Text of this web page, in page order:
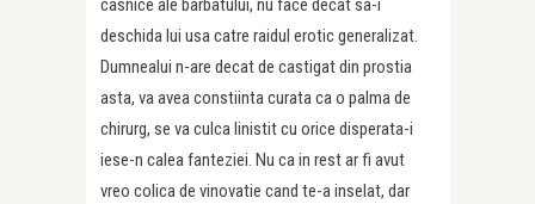
casnice ale barbatului, nu face decat sa-i
deschida lui usa catre raidul erotic generalizat.
Dumnealui n-are decat de castigat din prostia
asta, va avea constiinta curata ca o palma de
chirurg, se va culca linistit cu orice disperata-i
iese-n calea fanteziei. Nu ca in rest ar fi avut
vreo colica de vinovatie cand te-a inselat, dar